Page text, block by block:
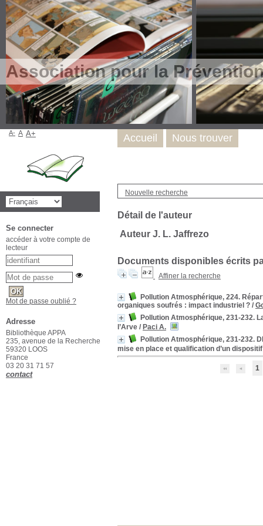
Association pour la
Nouvelle recherche
Détail de l'auteur
Auteur J. L. Jaffrezo
Documents disponibles écrits
Affiner la recherche
Pollution Atmosphérique, 224.
organiques soufrés : impact industriel ? /
Pollution Atmosphérique, 231-232.
l’Arve / Paci A.
Pollution Atmosphérique, 231-232.
mise en place et qualification d’un
1
Accueil Nous trouver
A- A A+
Se connecter
accéder à votre compte de
lecteur
Mot de passe oublié ?
Adresse
Bibliothèque APPA
235, avenue de la Recherche
59320 LOOS
France
03 20 31 71 57
contact